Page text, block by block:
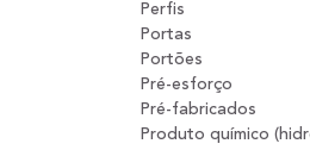
Perfis
Portas
Portões
Pré-esforço
Pré-fabricados
Produto químico